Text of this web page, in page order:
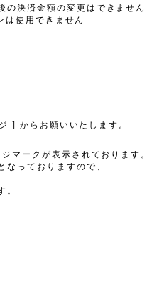
の決済金額の変更はできません
は使用できません
] からお願いいたします。
マークが表示されております。
なっておりますので、
。